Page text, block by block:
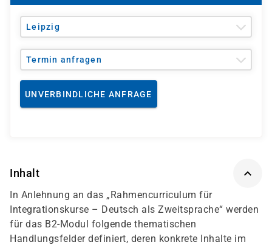
Leipzig
Termin anfragen
UNVERBINDLICHE ANFRAGE
Inhalt
In Anlehnung an das „Rahmencurriculum für
Integrationskurse – Deutsch als Zweitsprache“ werden
für das B2-Modul folgende thematischen
Handlungsfelder definiert, deren konkrete Inhalte im